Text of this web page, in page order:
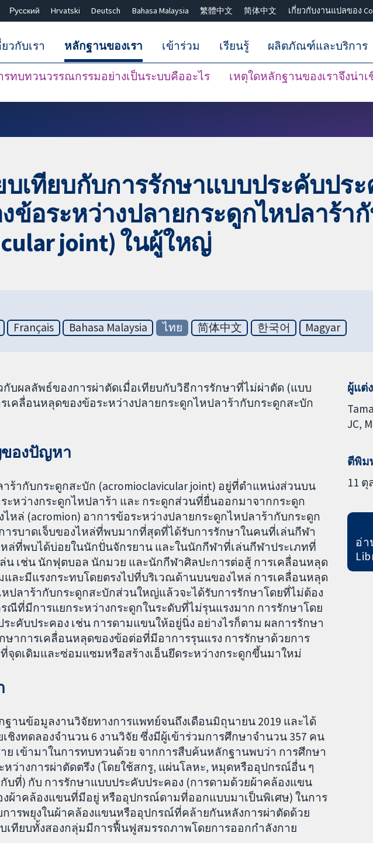
Русский Hrvatski Deutsch Bahasa Malaysia 繁體中文 简体中文 เกี่ยวกับงานแปลของ
ยวกับเรา หลักฐานของเรา
รทบทวนวรรณกรรมอย่างเป็นระบบคืออะไร เหตุใดหลักฐานของเราจึงน่า
เข้าร่วม เรียนรู้ ผลิตภัณฑ์และบริการ
บเทียบกับการรักษาแบบประคับปร
ข้อระหว่างปลายกระดูกไหปลาร้า
joint) ในผู้ใหญ่
Français Bahasa Malaysia ไทย 简体中文 한국어 Magyar
บผลลัพธ์ของการผ่าตัดเมื่อเทียบกับวิธีการรักษาที่ไม่ผ่าตัด (แบบ
เคลื่อนหลุดของข้อระหว่างปลายกระดูกไหปลาร้ากับกระดูกสะบัก
องปัญหา
ร้ากับกระดูกสะบัก (acromioclavicular joint) อยู่ที่ตำแหน่งส่วนบน
ะหว่างกระดูกไหปลาร้า และ กระดูกส่วนที่ยื่นออกมาจากกระดูก
หล่ (acromion) อาการข้อระหว่างปลายกระดูกไหปลาร้ากับกระดูก
ารบาดเจ็บของไหล่ที่พบมากที่สุดที่ได้รับการรักษาในคนที่เล่นกีฬา
ล่ที่พบได้บ่อยในนักปั่นจักรยาน และในนักกีฬาที่เล่นกีฬาประเภทที่
น เช่น นักฟุตบอล นักมวย และนักกีฬาศิลปะการต่อสู้ การเคลื่อนหลุด
ละมีแรงกระทบโดยตรงไปที่บริเวณด้านบนของไหล่ การเคลื่อนหลุด
ปลาร้ากับกระดูกสะบักส่วนใหญ่แล้วจะได้รับการรักษาโดยที่ไม่ต้อง
ณีที่มีการแยกระหว่างกระดูกในระดับที่ไม่รุนแรงมาก การรักษาโดย
ะคับประคอง เช่น การดามแขนให้อยู่นิ่ง อย่างไรก็ตาม ผลการรักษา
าการเคลื่อนหลุดของข้อต่อที่มีอาการรุนแรง การรักษาด้วยการ
จุดเดิมและซ่อมแซมหรือสร้างเอ็นยึดระหว่างกระดูกขึ้นมาใหม่
านข้อมูลงานวิจัยทางการแพทย์จนถึงเดือนมิถุนายน 2019 และได้
ชิงทดลองจำนวน 6 งานวิจัย ซึ่งมีผู้เข้าร่วมการศึกษาจำนวน 357 คน
เข้ามาในการทบทวนด้วย จากการสืบค้นหลักฐานพบว่า การศึกษา
หว่างการผ่าตัดตรึง (โดยใช้สกรู, แผ่นโลหะ, หมุดหรืออุปกรณ์อื่น ๆ
บที่) กับ การรักษาแบบประคับประคอง (การดามด้วยผ้าคล้องแขน
งผ้าคล้องแขนที่มีอยู่ หรืออุปกรณ์ดามที่ออกแบบมาเป็นพิเศษ) ในการ
ารพยุงในผ้าคล้องแขนหรืออุปกรณ์ที่คล้ายกันหลังการผ่าตัดด้วย
เทียบทั้งสองกลุ่มมีการฟื้นฟูสมรรถภาพโดยการออกกำลังกาย
ผู้แต่ง
JC
ตีพิม
11 ตุ
อ่า